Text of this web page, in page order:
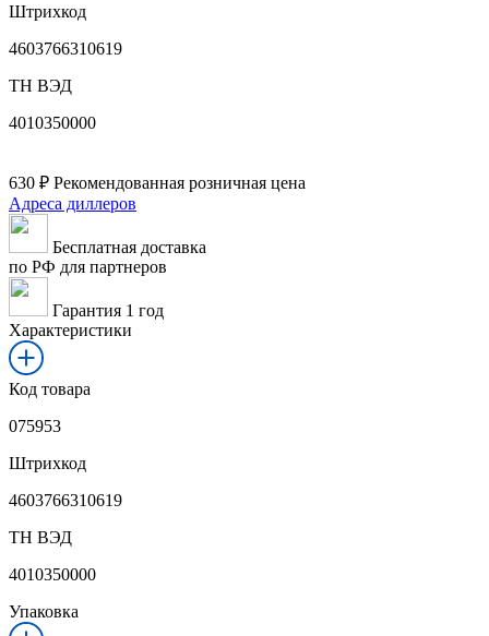
Штрихкод
4603766310619
ТН ВЭД
4010350000
630 ₽ Рекомендованная розничная цена
Адреса диллеров
Бесплатная доставка
по РФ для партнеров
Гарантия 1 год
Характеристики
Код товара
075953
Штрихкод
4603766310619
ТН ВЭД
4010350000
Упаковка